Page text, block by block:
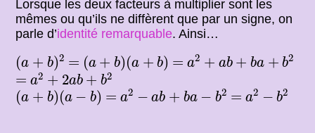
Lorsque les deux facteurs à multiplier sont les
mêmes ou qu’ils ne diffèrent que par un signe, on
parle d’identité remarquable. Ainsi…
(a + b)2
( +b ) 2 =
= (a + b)(a + b)
(a +b ) (a b) =
= a2 + ab + ba + b2
a2 + b+ b a 2
=
= a2 + 2ab + b2
a2 +2a b +b 2
(a + b)(a − b)
( +b )(a−b) =
= a2 − ab + ba − b2
a2 b+ b a =
= a2 − b2
a2 b2